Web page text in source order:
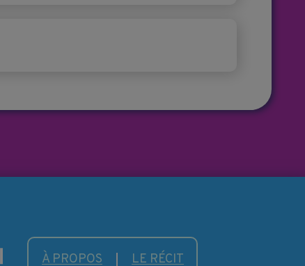
À PROPOS LE RÉCIT